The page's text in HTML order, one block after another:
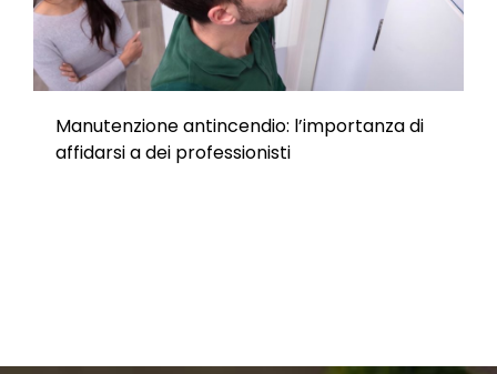
Manutenzione antincendio: l’importanza di
affidarsi a dei professionisti